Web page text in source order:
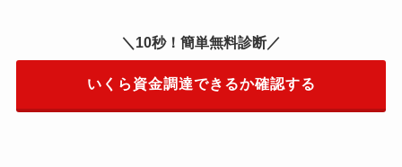
＼10秒！簡単無料診断／
いくら資金調達できるか確認する